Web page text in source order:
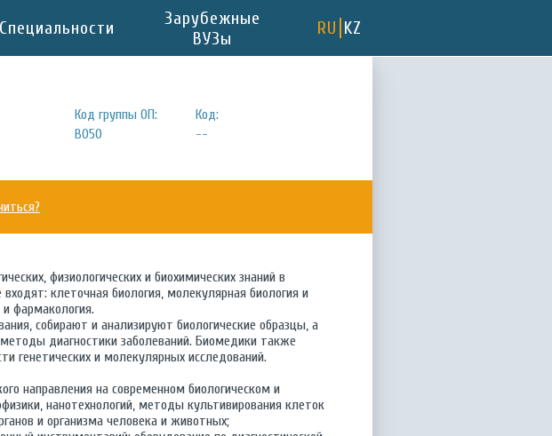
Специальности
Зарубежные
ВУЗы
RU KZ
Код группы ОП:
B050
Код:
--
физиологических и биохимических знаний в
клеточная биология, молекулярная биология и
и фармакология.
собирают и анализируют биологические образцы, а
диагностики заболеваний. Биомедики также
генетических и молекулярных исследований.
направления на современном биологическом и
нанотехнологий, методы культивирования клеток
и организма человека и животных;